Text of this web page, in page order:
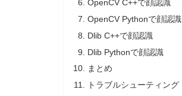
OpenCV C++で顔認識
OpenCV Pythonで顔認識
Dlib C++で顔認識
Dlib Pythonで顔認識
まとめ
トラブルシューティング